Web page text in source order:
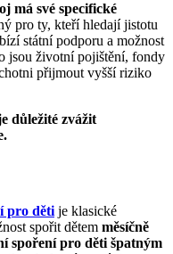
má své specifické
pro ty, kteří hledají jistotu
státní podporu a možnost
jsou životní pojištění, fondy
přijmout vyšší riziko
důležité zvážit
pro děti je klasické
spořit dětem měsíčně
spoření pro děti špatným